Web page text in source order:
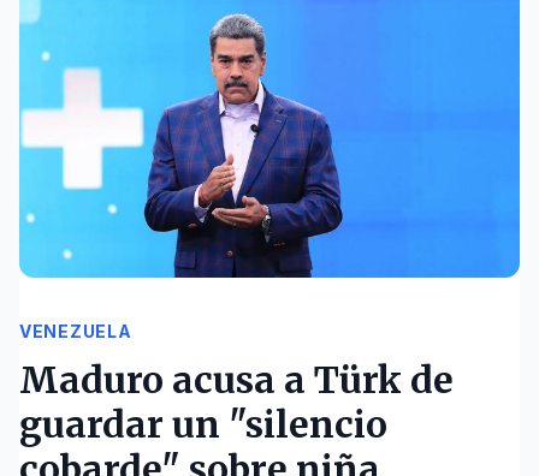
VENEZUELA
Maduro acusa a Türk de
guardar un "silencio